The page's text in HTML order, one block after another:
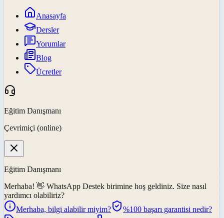
Anasayfa
Dersler
Yorumlar
Blog
Ücretler
Eğitim Danışmanı
Çevrimiçi (online)
Eğitim Danışmanı
Merhaba! 👋 WhatsApp Destek birimine hoş geldiniz. Size nasıl
yardımcı olabiliriz?
Merhaba, bilgi alabilir miyim?
%100 başarı garantisi nedir?